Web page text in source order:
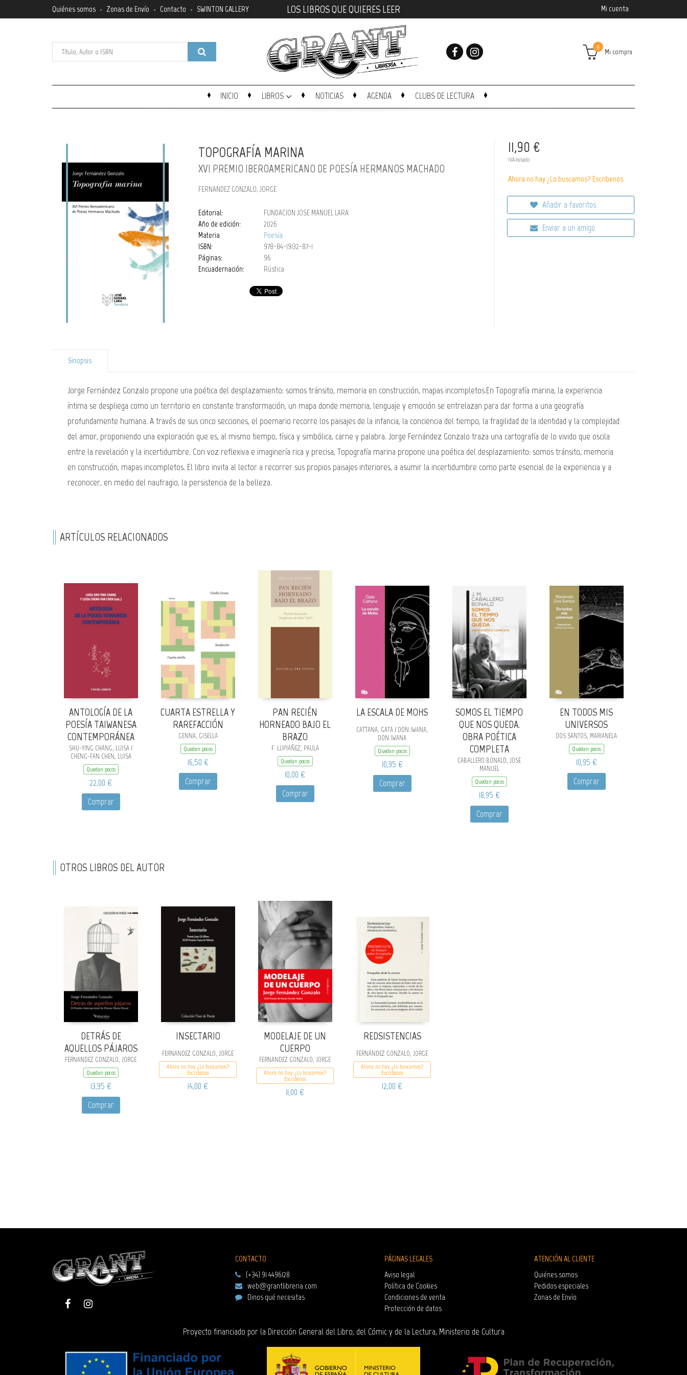
Mi cuenta
Quiénes somos Zonas de Envío Contacto SWINTON GALLERY LOS LIBROS QUE QUIERES LEER
Mi compra
0
INICIO LIBROS NOTICIAS AGENDA CLUBS DE LECTURA
TOPOGRAFÍA MARINA
XVI PREMIO IBEROAMERICANO DE POESÍA HERMANOS MACHADO
FERNANDEZ GONZALO, JORGE
Editorial:
FUNDACION JOSE MANUEL LARA
Año de edición:
2026
Materia
Poesía
ISBN:
978-84-19132-87-1
Páginas:
96
Encuadernación:
Rústica
11,90 €
IVA incluido
Ahora no hay ¿Lo buscamos? Escribenos
Añadir a favoritos
Enviar a un amigo
Sinopsis
Jorge Fernández Gonzalo propone una poética del desplazamiento: somos tránsito, memoria en construcción, mapas incompletos.En Topografía marina, la experiencia
íntima se despliega como un territorio en constante transformación, un mapa donde memoria, lenguaje y emoción se entrelazan para dar forma a una geografía
profundamente humana. A través de sus cinco secciones, el poemario recorre los paisajes de la infancia, la conciencia del tiempo, la fragilidad de la identidad y la complejidad
del amor, proponiendo una exploración que es, al mismo tiempo, física y simbólica, carne y palabra. Jorge Fernández Gonzalo traza una cartografía de lo vivido que oscila
entre la revelación y la incertidumbre. Con voz reflexiva e imaginería rica y precisa, Topografía marina propone una poética del desplazamiento: somos tránsito, memoria
en construcción, mapas incompletos. El libro invita al lector a recorrer sus propios paisajes interiores, a asumir la incertidumbre como parte esencial de la experiencia y a
reconocer, en medio del naufragio, la persistencia de la belleza.
ARTÍCULOS RELACIONADOS
ANTOLOGÍA DE LA
POESÍA TAIWANESA
CONTEMPORÁNEA
SHU-YING CHANG, LUISA /
CHENG-FAN CHEN, LUISA
Quedan pocos
22,00 €
Comprar
CUARTA ESTRELLA Y
RAREFACCIÓN
GENNA, GISELLA
Quedan pocos
16,50 €
Comprar
PAN RECIÉN
HORNEADO BAJO EL
BRAZO
F. LUPIÁÑEZ, PAULA
Quedan pocos
10,00 €
Comprar
LA ESCALA DE MOHS
CATTANA, GATA / DON IWANA,
DON IWANA
Quedan pocos
10,95 €
Comprar
SOMOS EL TIEMPO
QUE NOS QUEDA.
OBRA POÉTICA
COMPLETA
CABALLERO BONALD, JOSE
MANUEL
Quedan pocos
18,95 €
Comprar
EN TODOS MIS
UNIVERSOS
DOS SANTOS, MARIANELA
Quedan pocos
10,95 €
Comprar
OTROS LIBROS DEL AUTOR
DETRÁS DE
AQUELLOS PÁJAROS
FERNANDEZ GONZALO, JORGE
Quedan pocos
13,95 €
Comprar
INSECTARIO
FERNANDEZ GONZALO, JORGE
Ahora no hay ¿Lo buscamos?
Escribenos
14,00 €
MODELAJE DE UN
CUERPO
FERNÁNDEZ GONZALO, JORGE
Ahora no hay ¿Lo buscamos?
Escribenos
11,00 €
REDSISTENCIAS
FERNÁNDEZ GONZALO, JORGE
Ahora no hay ¿Lo buscamos?
Escribenos
12,00 €
CONTACTO
(+34) 91 4496128
web@grantlibreria.com
Dinos qué necesitas
PÁGINAS LEGALES
Aviso legal
Política de Cookies
Condiciones de venta
Protección de datos
ATENCIÓN AL CLIENTE
Quiénes somos
Pedidos especiales
Zonas de Envío
Proyecto financiado por la Dirección General del Libro, del Cómic y de la Lectura, Ministerio de Cultura